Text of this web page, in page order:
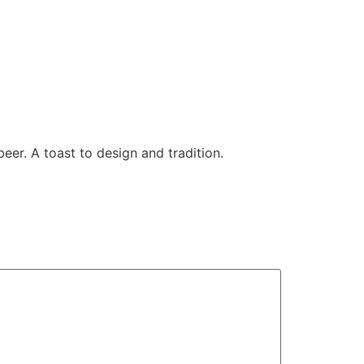
A toast to design and tradition.